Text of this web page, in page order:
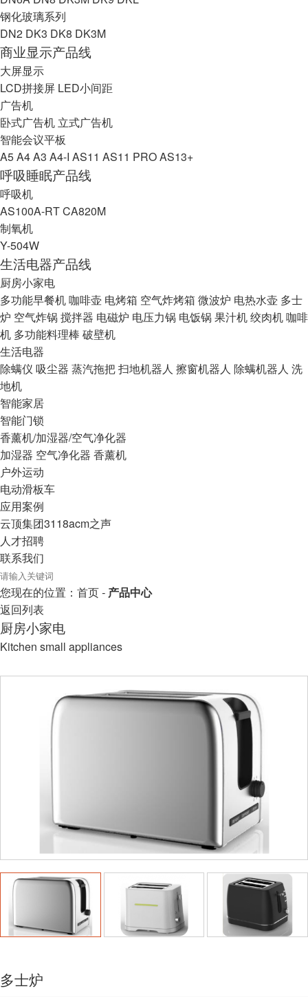
钢化玻璃系列
DN2 DK3 DK8 DK3M
商业显示产品线
大屏显示
LCD拼接屏 LED小间距
广告机
卧式广告机 立式广告机
智能会议平板
A5A4A3 A4-I AS11 AS11 PROAS13+
呼吸睡眠产品线
呼吸机
AS100A-RTCA820M
制氧机
Y-504W
生活电器产品线
厨房小家电
多功能早餐机咖啡壶 电烤箱 空气炸烤箱 微波炉 电热水壶 多士
炉 空气炸锅 搅拌器 电磁炉 电压力锅 电饭锅 果汁机绞肉机咖啡
机 多功能料理棒 破壁机
生活电器
除螨仪 吸尘器 蒸汽拖把扫地机器人 擦窗机器人 除螨机器人 洗
地机
智能家居
智能门锁
香薰机/加湿器/空气净化器
加湿器 空气净化器 香薰机
户外运动
电动滑板车
应用案例
云顶集团3118acm之声
人才招聘
联系我们
您现在的位置： 首页- 产品中心
返回列表
厨房小家电
Kitchen small appliances
多士炉